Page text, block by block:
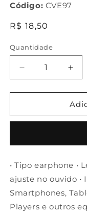
Código: CVE97
Preço
R$ 18,50
Quantidade
Diminuir
a
quantidade
Fone
estéreo
suporte
para
pescoço
a
de
• Tipo earphone •
ajuste no ouvido •
Smartphones,
Players e outros